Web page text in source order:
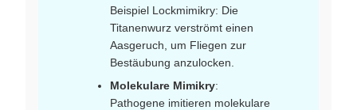
Beispiel Lockmimikry: Die
Titanenwurz verströmt einen
Aasgeruch, um Fliegen zur
Bestäubung anzulocken.
Molekulare Mimikry:
Pathogene imitieren molekulare